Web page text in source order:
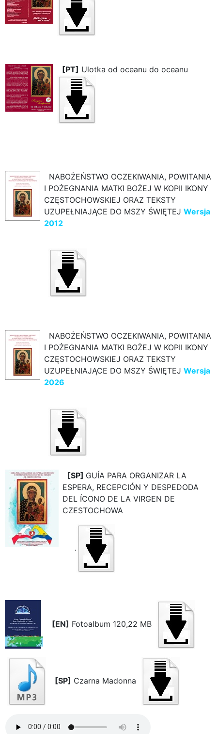
[PT] Ulotka od oceanu do oceanu
NABOŻEŃSTWO OCZEKIWANIA, POWITANIA
I POŻEGNANIA MATKI BOŻEJ W KOPII IKONY
CZĘSTOCHOWSKIEJ ORAZ TEKSTY
UZUPEŁNIAJĄCE DO MSZY ŚWIĘTEJ Wersja
2012
NABOŻEŃSTWO OCZEKIWANIA, POWITANIA
I POŻEGNANIA MATKI BOŻEJ W KOPII IKONY
CZĘSTOCHOWSKIEJ ORAZ TEKSTY
UZUPEŁNIAJĄCE DO MSZY ŚWIĘTEJ Wersja
2026
[SP] GUÍA PARA ORGANIZAR LA
ESPERA, RECEPCIÓN Y DESPEDODA
DEL ÍCONO DE LA VIRGEN DE
CZESTOCHOWA
.
[EN] Fotoalbum 120,22 MB
[SP] Czarna Madonna